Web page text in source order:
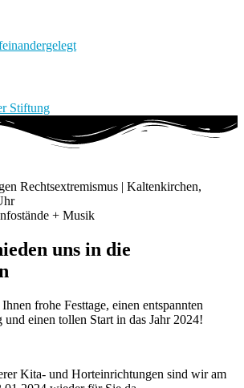
Rechtsextremismus | Kaltenkirchen,
+ Musik
uns in die
frohe Festtage, einen entspannten
und einen tollen Start in das Jahr 2024!
Kita- und Horteinrichtungen sind wir am